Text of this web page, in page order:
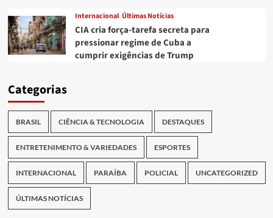
Internacional Últimas Notícias
CIA cria força-tarefa secreta para
pressionar regime de Cuba a
cumprir exigências de Trump
Categorias
BRASIL CIÊNCIA & TECNOLOGIA DESTAQUES
ENTRETENIMENTO & VARIEDADES ESPORTES
INTERNACIONAL PARAÍBA POLICIAL UNCATEGORIZED
ÚLTIMAS NOTÍCIAS